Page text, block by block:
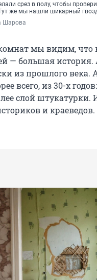
срез в полу, чтобы
же мы нашли шикарный
Шарова
мы видим, что в
— большая
из прошлого века.
всего, из 30-х
слой штукатурки.
и краеведов.